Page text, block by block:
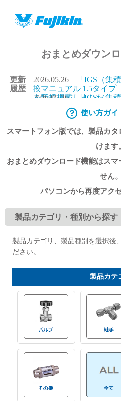
製品情報
バルブ・継手・システムを
製品カタログダウンロード
バルブと継手のきほん
説明会・講習会
ログイン
会社情報
おまとめダウン
更新
履歴
2026.05.26
「IGS（集
換マニュアル 1.5タイプ
を新規掲載しました。
2026.05.26「IGS（集
換マニュアル 1.125タイ
を新規掲載しました。
2026.05.26「IGS（集
書を更新しました。
2026.05.26「IGS（集
換マニュアル 1.125タイ
書を更新しました。
使い方ガイ
スマートフォン版では、製品カ
けます。
おまとめダウンロード機能はスマ
せん。
パソコンから再度アク
製品カテゴリ・種別から探す
製品カテゴリ、製品種別を選択後
ださい。
製品カテ